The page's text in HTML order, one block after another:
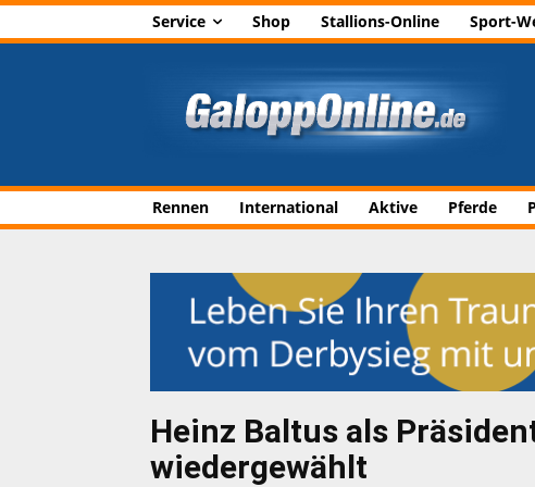
Service Shop Stallions-Online Sport-
Rennen International Aktive Pferde
Heinz Baltus als
wiedergewählt